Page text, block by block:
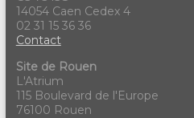
14054 Caen Cedex 4
02 31 15 36 36
Contact
Site de Rouen
L'Atrium
115 Boulevard de l'Europe
76100 Rouen